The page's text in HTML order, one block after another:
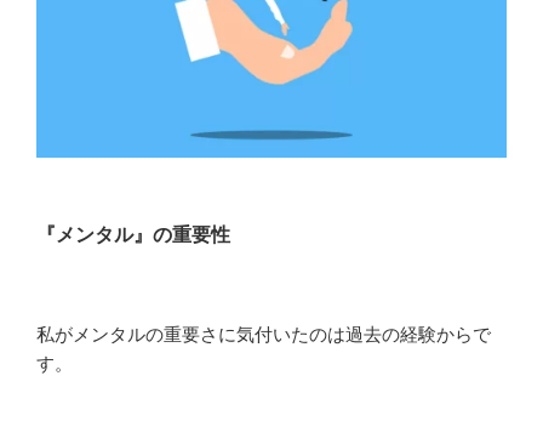
『メンタル』の重要性
私がメンタルの重要さに気付いたのは過去の経験からで
す。